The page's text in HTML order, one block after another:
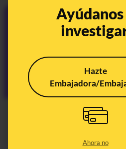
Ayúdanos
Hazte
Embajadora/
Ahora no
Qué son los refugios
cómo ayudan a las
vulnerables a